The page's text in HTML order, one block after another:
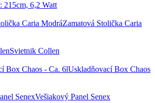
215cm, 6,2 Watt
Zamatová Stolička Caria
Svietnik Collen
Uskladňovací Box Chaos
Vešiakový Panel Senex